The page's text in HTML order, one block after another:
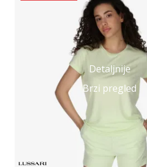
Detaljnije
Brzi pregled